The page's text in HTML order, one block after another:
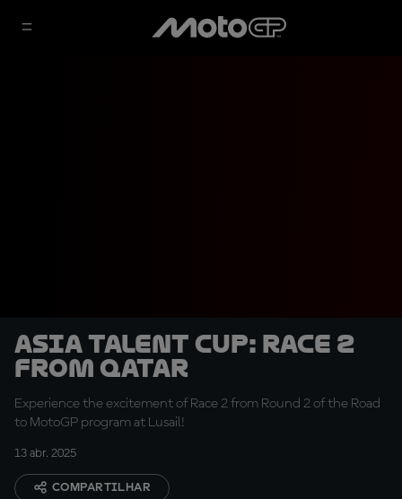
Asia Talent Cup: Race 2
from Qatar
Experience the excitement of Race 2 from Round 2 of the Road
to MotoGP program at Lusail!
13 abr. 2025
COMPARTILHAR